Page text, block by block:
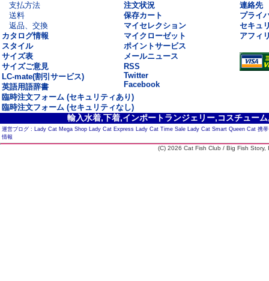
支払方法
送料
返品、交換
カタログ情報
スタイル
サイズ表
サイズご意見
LC-mate(割引サービス)
英語用語辞書
注文状況
保存カート
マイセレクション
マイクローゼット
ポイントサービス
メールニュース
RSS
Twitter
Facebook
連絡先
プライ
セキュ
アフィ
臨時注文フォーム (セキュリティあり)
臨時注文フォーム (セキュリティなし)
輸入水着,下着,インポートランジェリー,コスチュー
運営ブログ : Lady Cat Mega Shop Lady Cat Express Lady Cat Time Sale Lady Cat Smart Queen Cat 携
情報
(C) 2026 Cat Fish Club / Big Fish Story,